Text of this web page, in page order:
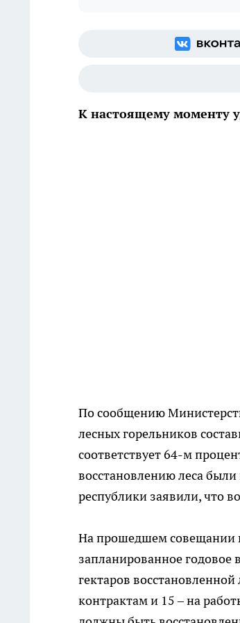
К настоящему моменту
По сообщению
лесных горельников
соответствует 64-м
восстановлению леса
республики заявили, что
На прошедшем совещании
запланированное годовое
гектаров
контрактам и 15 – на